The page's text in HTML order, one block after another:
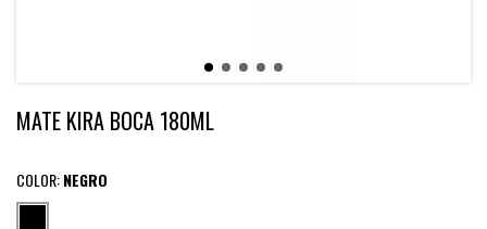
MATE KIRA BOCA 180ML
COLOR:NEGRO